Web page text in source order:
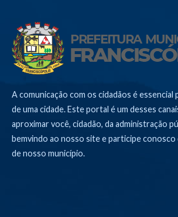
A comunicação com os cidadãos é essencial
de uma cidade. Este portal é um desses
aproximar você, cidadão, da administração
bemvindo ao nosso site e participe
de nosso município.